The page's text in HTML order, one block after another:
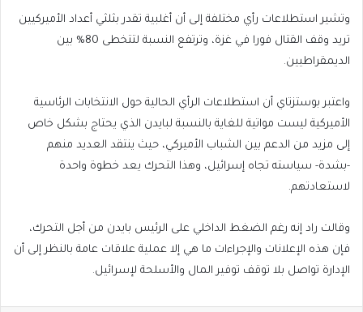
وتشير استطلاعات رأي مختلفة إلى أن أغلبية تقدر بثلثي أعداد الأميركيين
تريد وقف القتال فورا في غزة، وترتفع النسبة لتتخطى 80% بين
الديمقراطيين.
واعتبر بوستزتاي أن استطلاعات الرأي الحالية حول الانتخابات الرئاسية
الأميركية ليست مواتية للغاية بالنسبة لبايدن الذي يحتاج بشكل خاص
إلى مزيد من الدعم بين الشباب الأميركي، حيث ينتقد العديد منهم
-بشدة- سياسته تجاه إسرائيل، وهذا التحرك يعد خطوة واحدة
لاستعادتهم.
وقالت راد إنه رغم الضغط الداخلي على الرئيس بايدن من أجل التحرك،
فإن هذه الإعلانات والإجراءات ما هي إلا عملية علاقات عامة بالنظر إلى أن
الإدارة تواصل بلا توقف توفير المال والأسلحة لإسرائيل.